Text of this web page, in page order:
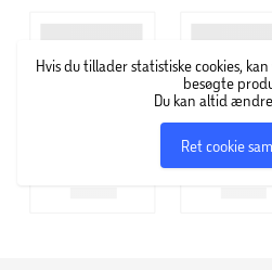
Hvis du tillader statistiske cookies,
besøgte
Du kan altid
Ret cookie